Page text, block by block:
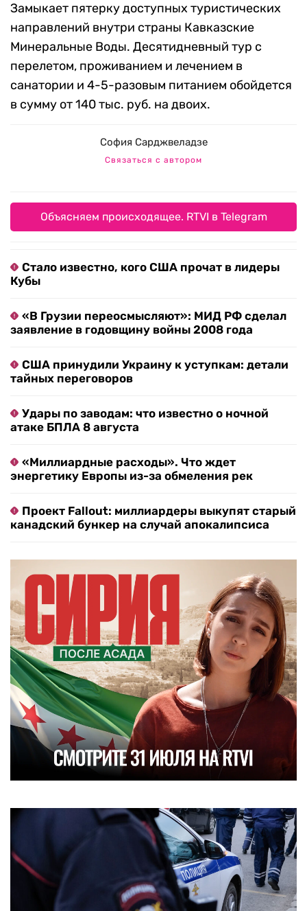
Замыкает пятерку доступных туристических
направлений внутри страны Кавказские
Минеральные Воды. Десятидневный тур с
перелетом, проживанием и лечением в
санатории и 4-5-разовым питанием обойдется
в сумму от 140 тыс. руб. на двоих.
София Сарджвеладзе
Связаться с автором
Объясняем происходящее. RTVI в Telegram
Стало известно, кого США прочат в лидеры
Кубы
«В Грузии переосмысляют»: МИД РФ сделал
заявление в годовщину войны 2008 года
США принудили Украину к уступкам: детали
тайных переговоров
Удары по заводам: что известно о ночной
атаке БПЛА 8 августа
«Миллиардные расходы». Что ждет
энергетику Европы из-за обмеления рек
Проект Fallout: миллиардеры выкупят старый
канадский бункер на случай апокалипсиса